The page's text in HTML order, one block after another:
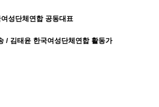
성단체연합 공동대표
/ 김태윤 한국여성단체연합 활동가